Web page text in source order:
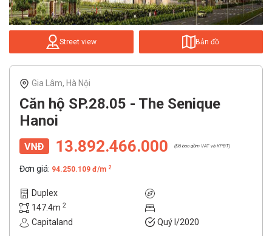
Street view Bản đồ
Gia Lâm, Hà Nội
Căn hộ SP.28.05 - The Senique
Hanoi
13.892.466.000 (Đã bao gồm VAT và KPBT)
Đơn giá: 94.250.109 đ/m 2
Duplex
147.4m 2
Capitaland Quý I/2020